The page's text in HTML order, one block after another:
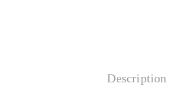
Description